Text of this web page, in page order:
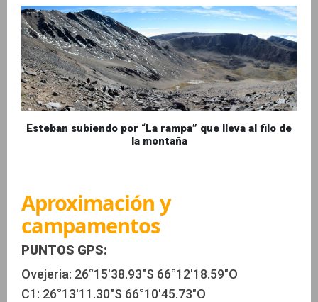
Esteban subiendo por “La rampa” que lleva al filo de
la montaña
Aproximación y
campamentos
PUNTOS GPS:
Ovejeria: 26°15'38.93"S 66°12'18.59"O
C1: 26°13'11.30"S 66°10'45.73"O